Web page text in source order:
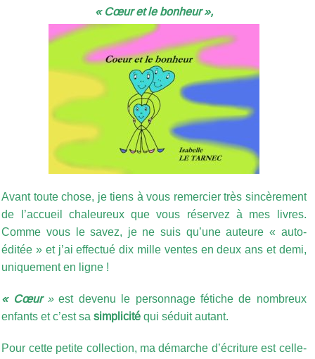
« Cœur et le bonheur »,
Avant toute chose, je tiens à vous remercier très sincèrement
de l’accueil chaleureux que vous réservez à mes livres.
Comme vous le savez, je ne suis qu’une auteure « auto-
éditée » et j’ai effectué dix mille ventes en deux ans et demi,
uniquement en ligne !
« Cœur »est devenu le personnage fétiche de nombreux
enfants et c’est sasimplicité qui séduit autant.
Pour cette petite collection, ma démarche d’écriture est celle-